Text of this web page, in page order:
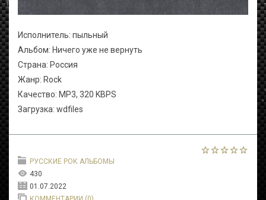
Исполнитель: пыльный
Альбом: Ничего уже не вернуть
Страна: Россия
Жанр: Rock
Качество: MP3, 320 KBPS
Загрузка: wdfiles
РУССКИЕ РОК АЛЬБОМЫ
430
01.07.2022